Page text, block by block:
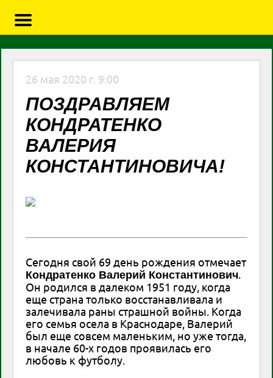
26 мая 2020 г. 9:00
ПОЗДРАВЛЯЕМ
КОНДРАТЕНКО
ВАЛЕРИЯ
КОНСТАНТИНОВИЧА!
Сегодня свой 69 день рождения отмечает
Кондратенко Валерий Константинович.
Он родился в далеком 1951 году, когда
еще страна только восстанавливала и
залечивала раны страшной войны. Когда
его семья осела в Краснодаре, Валерий
был еще совсем маленьким, но уже тогда,
в начале 60-х годов проявилась его
любовь к футболу.